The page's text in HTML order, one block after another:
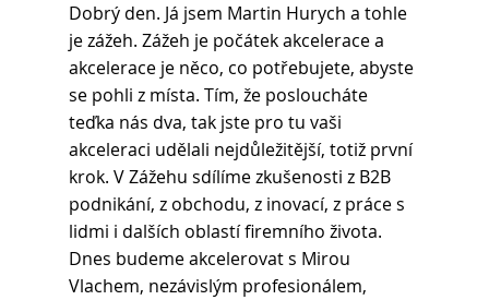
Dobrý den. Já jsem Martin Hurych a tohle
je zážeh. Zážeh je počátek akcelerace a
akcelerace je něco, co potřebujete, abyste
se pohli z místa. Tím, že posloucháte
teďka nás dva, tak jste pro tu vaši
akceleraci udělali nejdůležitější, totiž první
krok. V Zážehu sdílíme zkušenosti z B2B
podnikání, z obchodu, z inovací, z práce s
lidmi i dalších oblastí firemního života.
Dnes budeme akcelerovat s Mirou
Vlachem, nezávislým profesionálem,